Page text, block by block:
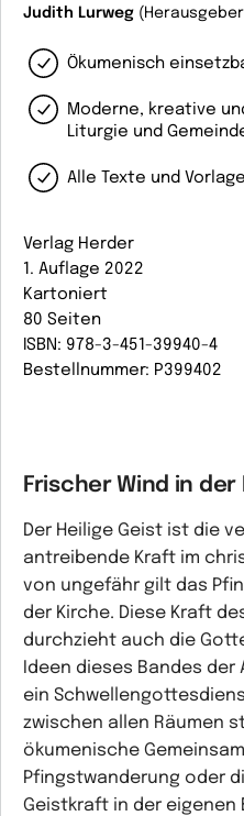
Judith Lurweg
Ökumenisch
Moderne, kreative
Liturgie und
Alle Texte und
Verlag Herder
1. Auflage 2022
Kartoniert
80 Seiten
ISBN: 978-3-451-39940-4
Bestellnummer: P399402
Frischer Wind in der
Der Heilige Geist ist die
antreibende Kraft im
von ungefähr gilt das
der Kirche. Diese Kraft
durchzieht auch die
Ideen dieses Bandes der
ein
zwischen allen Räumen
ökumenische
Pfingstwanderung oder
Geistkraft in der eigenen